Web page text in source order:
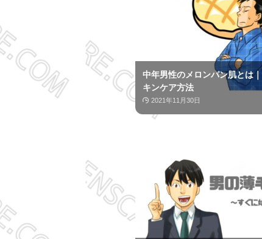
中年男性のメロンパン肌とは
キンケア方法
2021年11月30日